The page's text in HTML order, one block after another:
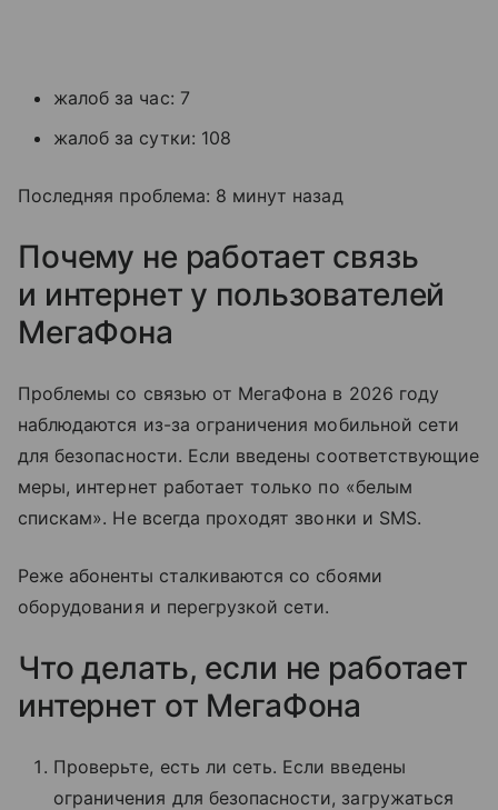
жалоб за час: 7
жалоб за сутки: 108
Последняя проблема: 8 минут назад
Почему не работает связь
и интернет у пользователей
МегаФона
Проблемы со связью от МегаФона в 2026 году
наблюдаются из-за ограничения мобильной сети
для безопасности. Если введены соответствующие
меры, интернет работает только по «белым
спискам». Не всегда проходят звонки и SMS.
Реже абоненты сталкиваются со сбоями
оборудования и перегрузкой сети.
Что делать, если не работает
интернет от МегаФона
Проверьте, есть ли сеть. Если введены
ограничения для безопасности, загружаться